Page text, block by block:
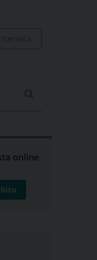
online